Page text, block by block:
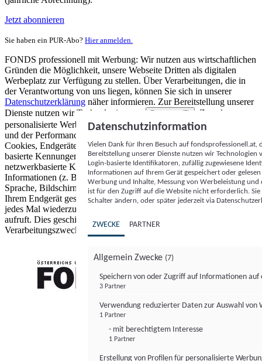
Jetzt abonnieren
Sie haben ein PUR-Abo? Hier anmelden.
FONDS professionell mit Werbung: Wir nutzen aus wirtschaftlichen
Gründen die Möglichkeit, unsere Webseite Dritten als digitalen
Werbeplatz zur Verfügung zu stellen. Über Verarbeitungen, die in
der Verantwortung von uns liegen, können Sie sich in unserer
Datenschutzerklärung näher informieren. Zur Bereitstellung unserer
Dienste nutzen wir Technologien von
Partnern (5)
. Zwecke:
personalisierte Werbung und Inhalte, Messung von Werbeleistung
und der Performance von Inhalten sowie Zielgruppenforschung.
Cookies, Endgeräte- oder ähnliche Online-Kennungen (z. B. login-
basierte Kennungen, zufällig generierte Kennungen,
netzwerkbasierte Kennungen) können zusammen mit anderen
Informationen (z. B. Browsertyp und Browserinformationen,
Sprache, Bildschirmgröße, unterstützte Technologien usw.) auf
Ihrem Endgerät gespeichert oder von dort ausgelesen werden, um es
jedes Mal wiederzuerkennen, wenn es eine App oder einer Webseite
aufruft. Dies geschieht für einen oder mehrere der hier aufgeführten
Verarbeitungszwecke.
Datenschutzinformation
Vielen Dank für Ihren Besuch auf
Bereitstellung unserer Dienste nutzen wir Technologien
Login-basierte Identifikatoren, zufällig zugewiesene
Informationen auf Ihrem Gerät gespeichert oder
Werbung und Inhalte, Messung von Werbeleistung
ist für den Zugriff auf die Website nicht erforderlich.
Schalter ändern, oder später jederzeit via
ZWECKE PARTNER
Allgemein Zwecke (7)
Speichern von oder Zugriff auf Informationen auf
3 Partner
Verwendung reduzierter Daten zur Auswahl von
1 Partner
- mit berechtigtem Interesse
1 Partner
Erstellung von Profilen für personalisierte
FONDS professionell